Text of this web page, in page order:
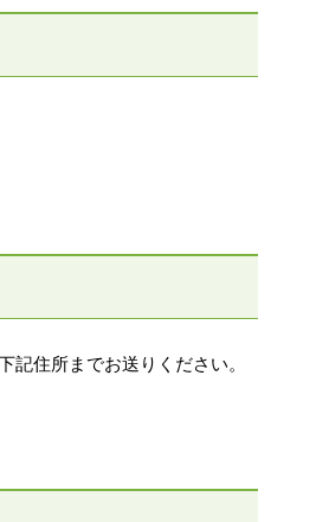
記住所までお送りください。